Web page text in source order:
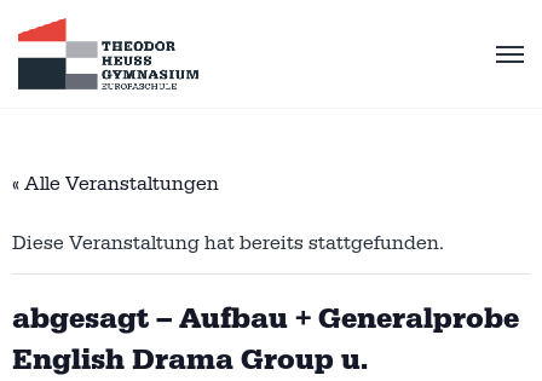
« Alle Veranstaltungen
Diese Veranstaltung hat bereits stattgefunden.
abgesagt – Aufbau + Generalprobe
English Drama Group u.